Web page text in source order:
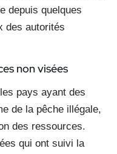
depuis quelques
des autorités
non visées
pays ayant des
de la pêche illégale,
des ressources.
qui ont suivi la